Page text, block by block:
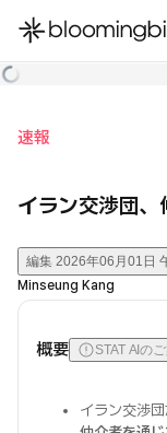
한국어
速報
イラン交渉団
編集 2026年06月01日
Minseung Kang
概要 STAT AIの
イラン交渉団